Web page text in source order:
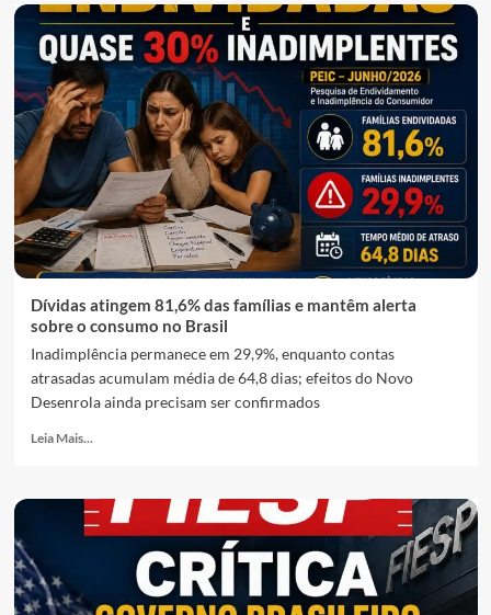
Dívidas atingem 81,6% das famílias e mantêm alerta
sobre o consumo no Brasil
Inadimplência permanece em 29,9%, enquanto contas
atrasadas acumulam média de 64,8 dias; efeitos do Novo
Desenrola ainda precisam ser confirmados
Leia Mais...